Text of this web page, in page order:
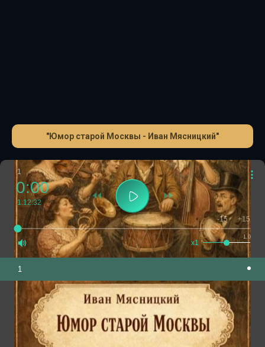
"Юмор старой Москвы - Иван Мясницкий"
1
0:00
1:12:32
1.0
x1
-15 +15
1